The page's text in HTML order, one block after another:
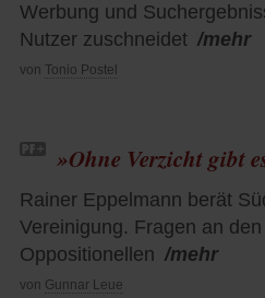
Werbung und
Nutzer zuschneidet /mehr
von Tonio Postel
»Ohne Verzicht gibt
Rainer Eppelmann berät
Vereinigung. Fragen an
Oppositionellen /mehr
von Gunnar Leue